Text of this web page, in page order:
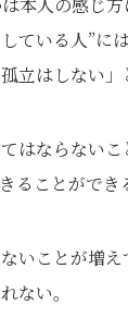
ている人”に
立はしない」
はならない
ることができ
いことが増
ない。